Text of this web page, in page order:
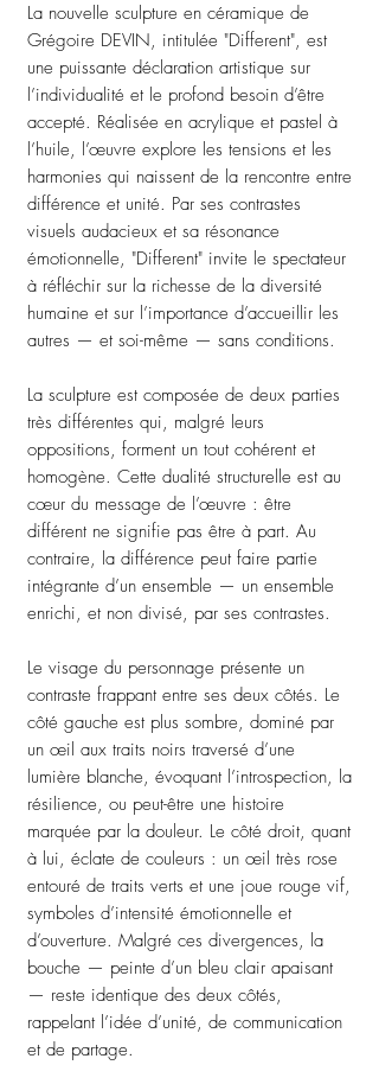
La nouvelle sculpture en céramique de
Grégoire DEVIN, intitulée "Different", est
une puissante déclaration artistique sur
l’individualité et le profond besoin d’être
accepté. Réalisée en acrylique et pastel à
l’huile, l’œuvre explore les tensions et les
harmonies qui naissent de la rencontre entre
différence et unité. Par ses contrastes
visuels audacieux et sa résonance
émotionnelle, "Different" invite le spectateur
à réfléchir sur la richesse de la diversité
humaine et sur l’importance d’accueillir les
autres — et soi-même — sans conditions.
La sculpture est composée de deux parties
très différentes qui, malgré leurs
oppositions, forment un tout cohérent et
homogène. Cette dualité structurelle est au
cœur du message de l’œuvre : être
différent ne signifie pas être à part. Au
contraire, la différence peut faire partie
intégrante d’un ensemble — un ensemble
enrichi, et non divisé, par ses contrastes.
Le visage du personnage présente un
contraste frappant entre ses deux côtés. Le
côté gauche est plus sombre, dominé par
un œil aux traits noirs traversé d’une
lumière blanche, évoquant l’introspection, la
résilience, ou peut-être une histoire
marquée par la douleur. Le côté droit, quant
à lui, éclate de couleurs : un œil très rose
entouré de traits verts et une joue rouge vif,
symboles d’intensité émotionnelle et
d’ouverture. Malgré ces divergences, la
bouche — peinte d’un bleu clair apaisant
— reste identique des deux côtés,
rappelant l’idée d’unité, de communication
et de partage.